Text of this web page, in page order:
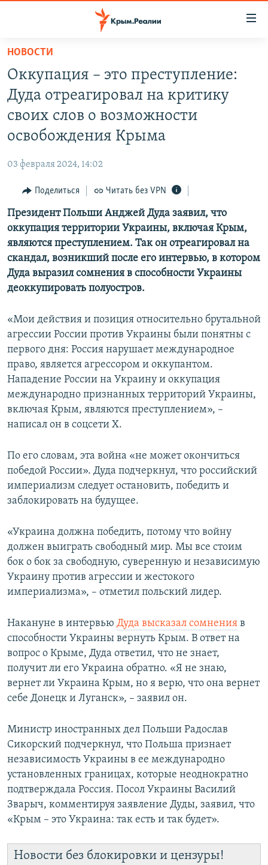
Вернуться
основному
содержанию
Вернутся
главной
Вернутся
поиску
СПЕЦПРОЕКТЫ
КАРТА ВОЕННЫХ ОБЪЕКТОВ КРЫМА
ВОДА
ИСТОРИЯ
ИНТЕРАКТИВ
ИНФОГРАФИКА
ТЕЛЕПРОЕКТ КРЫМ.РЕАЛИИ
СОВЕТЫ ПРАВОЗАЩИТНИКОВ
ПРОПАВШИЕ БЕЗ ВЕСТИ
ПОБЕДИТЕЛЕЙ НЕ СУДЯТ?
ELIFBE
УКРАИНСКАЯ ПРОБЛЕМА КРЫМА
РАДІО СВОБОДА
КАК ОБОЙТИ БЛОКИРОВКУ
Українською
Qırımtatar
ПРИСОЕДИНЯЙТЕСЬ!
Все сайты RFE/RL
НОВОСТИ
Оккупация – это преступление:
Дуда отреагировал на критику
своих слов о возможности
освобождения Крыма
03 февраля 2024, 14:02
Поделиться Читать без VPN
Президент Польши Анджей Дуда заявил, что
оккупация территории Украины, включая Крым,
являются преступлением. Так он отреагировал на
скандал, возникший после его интервью, в котором
Дуда выразил сомнения в способности Украины
деоккупировать полуостров.
«Мои действия и позиция относительно брутальной
агрессии России против Украины были понятны с
первого дня: Россия нарушает международное
право, является агрессором и оккупантом.
Нападение России на Украину и оккупация
международно признанных территорий Украины,
включая Крым, являются преступлением», –
написал он в соцсети Х.
По его словам, эта война «не может окончиться
победой России». Дуда подчеркнул, что российский
империализм следует остановить, победить и
заблокировать на будущее.
«Украина должна победить, потому что войну
должен выиграть свободный мир. Мы все стоим
бок о бок за свободную, суверенную и независимую
Украину против агрессии и жестокого
империализма», – отметил польский лидер.
Накануне в интервью Дуда высказал сомнения в
способности Украины вернуть Крым. В ответ на
вопрос о Крыме, Дуда ответил, что не знает,
получит ли его Украина обратно. «Я не знаю,
вернет ли Украина Крым, но я верю, что она вернет
себе Донецк и Луганск», – заявил он.
Министр иностранных дел Польши Радослав
Сикорский подчеркнул, что Польша признает
независимость Украины в ее международно
установленных границах, которые неоднократно
подтверждала Россия. Посол Украины Василий
Зварыч, комментируя заявление Дуды, заявил, что
«Крым – это Украина: так есть и так будет».
Новости без блокировки и цензуры!